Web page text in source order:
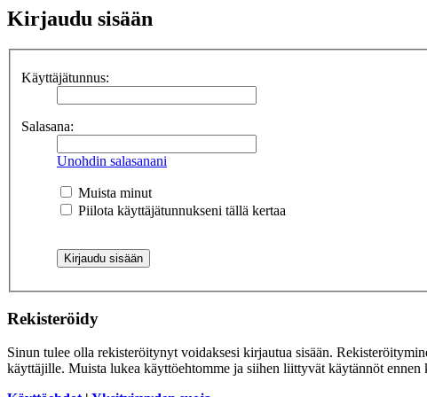
Kirjaudu sisään
Käyttäjätunnus:
Salasana:
Unohdin salasanani
Muista minut
Piilota käyttäjätunnukseni tällä kertaa
Rekisteröidy
Sinun tulee olla rekisteröitynyt voidaksesi kirjautua sisään.
käyttäjille. Muista lukea käyttöehtomme ja siihen liittyvät käytännöt